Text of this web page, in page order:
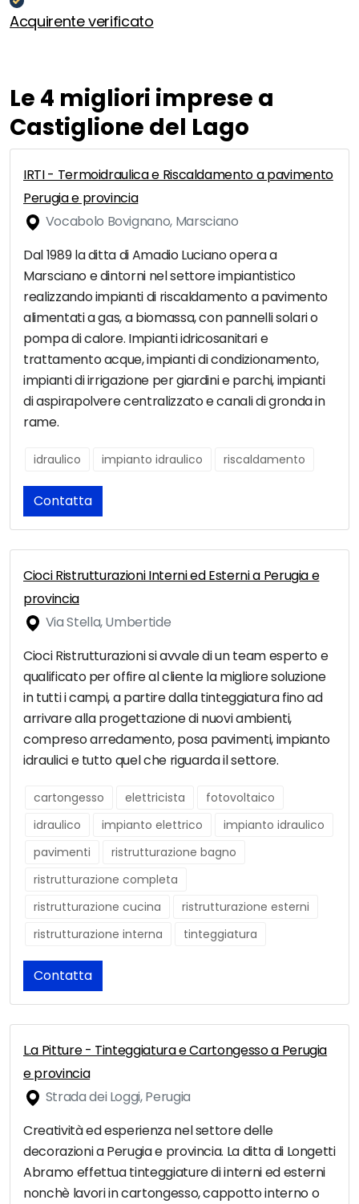
Acquirente verificato
Le 4 migliori imprese a
Castiglione del Lago
IRTI - Termoidraulica e Riscaldamento a pavimento
Perugia e provincia
Vocabolo Bovignano, Marsciano
Dal 1989 la ditta di Amadio Luciano opera a
Marsciano e dintorni nel settore impiantistico
realizzando impianti di riscaldamento a pavimento
alimentati a gas, a biomassa, con pannelli solari o
pompa di calore. Impianti idricosanitari e
trattamento acque, impianti di condizionamento,
impianti di irrigazione per giardini e parchi, impianti
di aspirapolvere centralizzato e canali di gronda in
rame.
idraulico impianto idraulico riscaldamento
Contatta
Cioci Ristrutturazioni Interni ed Esterni a Perugia e
provincia
Via Stella, Umbertide
Cioci Ristrutturazioni si avvale di un team esperto e
qualificato per offire al cliente la migliore soluzione
in tutti i campi, a partire dalla tinteggiatura fino ad
arrivare alla progettazione di nuovi ambienti,
compreso arredamento, posa pavimenti, impianto
idraulici e tutto quel che riguarda il settore.
cartongesso elettricista
fotovoltaico
idraulico
impianto elettrico
impianto idraulico
pavimenti
ristrutturazione bagno
ristrutturazione completa
ristrutturazione cucina
ristrutturazione esterni
ristrutturazione interna
tinteggiatura
Contatta
L.a Pitture - Tinteggiatura e Cartongesso a Perugia
e provincia
Strada dei Loggi, Perugia
Creatività ed esperienza nel settore delle
decorazioni a Perugia e provincia. La ditta di Longetti
Abramo effettua tinteggiature di interni ed esterni
nonchè lavori in cartongesso, cappotto interno o